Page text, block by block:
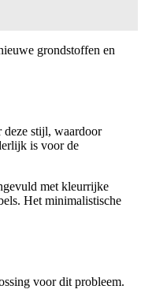
grondstoffen en
deze stijl, waardoor
is voor de
met kleurrijke
Het minimalistische
voor dit probleem.